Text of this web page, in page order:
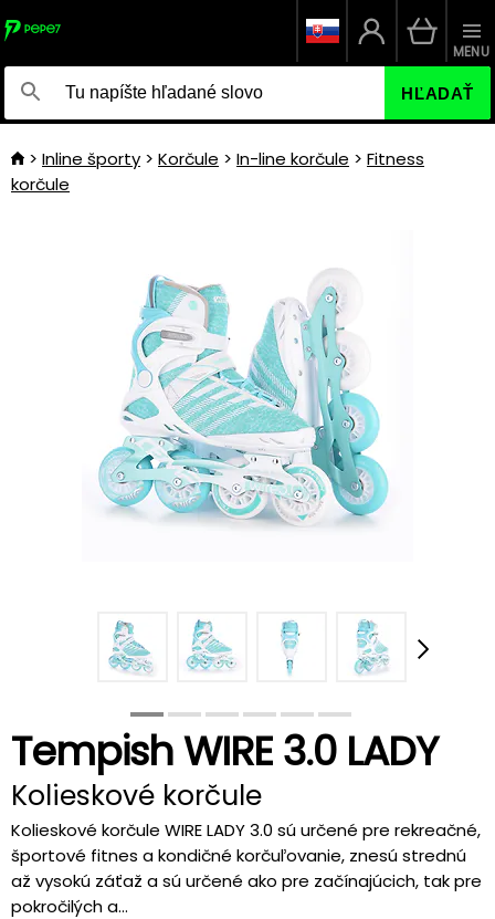
HĽADAŤ
MENU
Inline športy Korčule In-line korčule
Fitness
korčule
Tempish WIRE 3.0 LADY
Kolieskové korčule
Kolieskové korčule WIRE LADY 3.0 sú určené pre rekreačné,
športové fitnes a kondičné korčuľovanie, znesú strednú
až vysokú záťaž a sú určené ako pre začínajúcich, tak pre
pokročilých a...